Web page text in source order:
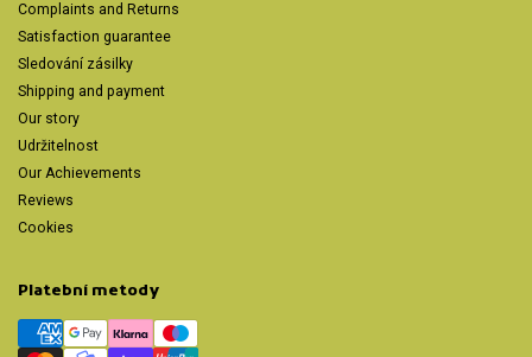
Complaints and Returns
Satisfaction guarantee
Sledování zásilky
Shipping and payment
Our story
Udržitelnost
Our Achievements
Reviews
Cookies
Platební metody